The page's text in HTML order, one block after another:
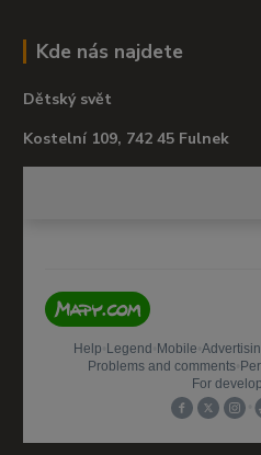
Kde nás najdete
Dětský svět
Kostelní 109, 742 45 Fulnek